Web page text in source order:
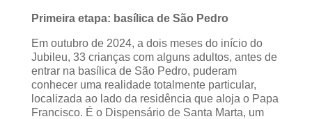
Primeira etapa: basílica de São Pedro
Em outubro de 2024, a dois meses do início do
Jubileu, 33 crianças com alguns adultos, antes de
entrar na basílica de São Pedro, puderam
conhecer uma realidade totalmente particular,
localizada ao lado da residência que aloja o Papa
Francisco. É o Dispensário de Santa Marta, um